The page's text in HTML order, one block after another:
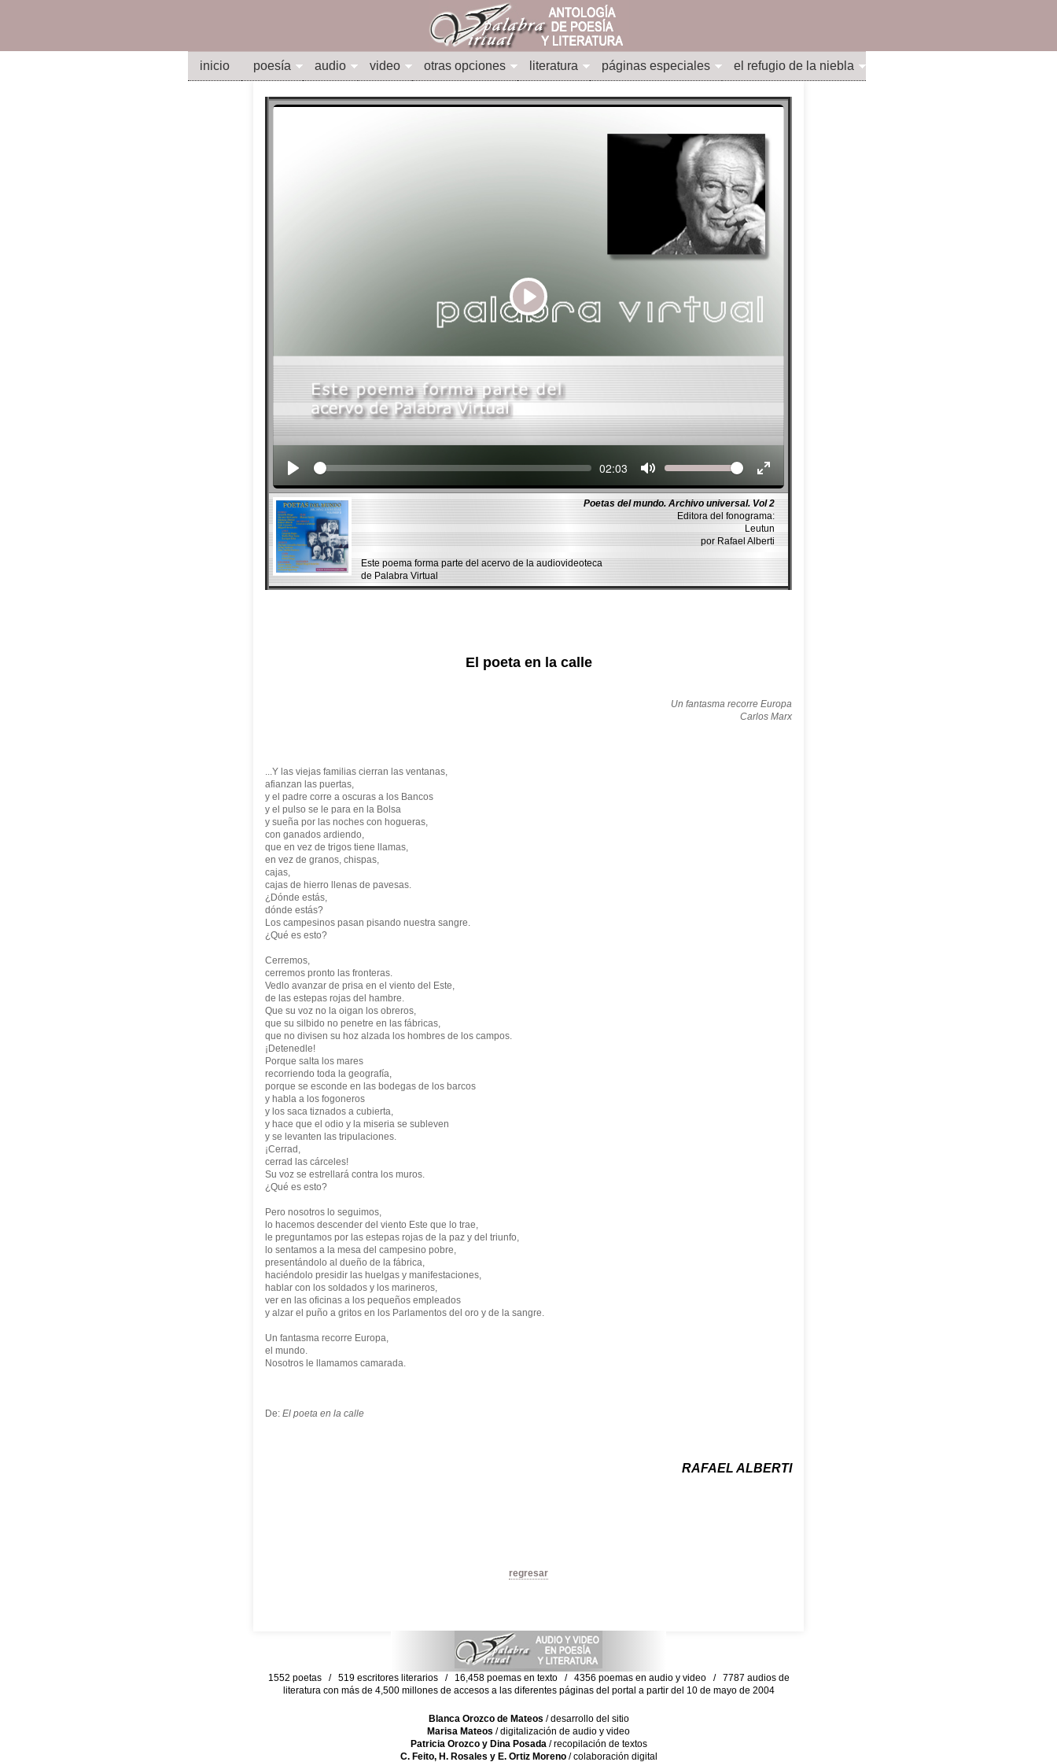
inicio poesía audio video otras opciones literatura páginas especiales el refugio de la niebla
Play
Seek Current
02:03 Volume
Poetas del mundo. Archivo universal. Vol 2
Editora del fonograma:
Leutun
por Rafael Alberti
Este poema forma parte del acervo de la audiovideoteca
de Palabra Virtual
El poeta en la calle
Un fantasma recorre Europa
Carlos Marx
...Y las viejas familias cierran las ventanas,
afianzan las puertas,
y el padre corre a oscuras a los Bancos
y el pulso se le para en la Bolsa
y sueña por las noches con hogueras,
con ganados ardiendo,
que en vez de trigos tiene llamas,
en vez de granos, chispas,
cajas,
cajas de hierro llenas de pavesas.
¿Dónde estás,
dónde estás?
Los campesinos pasan pisando nuestra sangre.
¿Qué es esto?
Cerremos,
cerremos pronto las fronteras.
Vedlo avanzar de prisa en el viento del Este,
de las estepas rojas del hambre.
Que su voz no la oigan los obreros,
que su silbido no penetre en las fábricas,
que no divisen su hoz alzada los hombres de los campos.
¡Detenedle!
Porque salta los mares
recorriendo toda la geografía,
porque se esconde en las bodegas de los barcos
y habla a los fogoneros
y los saca tiznados a cubierta,
y hace que el odio y la miseria se subleven
y se levanten las tripulaciones.
¡Cerrad,
cerrad las cárceles!
Su voz se estrellará contra los muros.
¿Qué es esto?
Pero nosotros lo seguimos,
lo hacemos descender del viento Este que lo trae,
le preguntamos por las estepas rojas de la paz y del triunfo,
lo sentamos a la mesa del campesino pobre,
presentándolo al dueño de la fábrica,
haciéndolo presidir las huelgas y manifestaciones,
hablar con los soldados y los marineros,
ver en las oficinas a los pequeños empleados
y alzar el puño a gritos en los Parlamentos del oro y de la sangre.
Un fantasma recorre Europa,
el mundo.
Nosotros le llamamos camarada.
De: El poeta en la calle
RAFAEL ALBERTI
regresar
1552 poetas / 519 escritores literarios / 16,458 poemas en texto / 4356 poemas en audio y video / 7787 audios de
literatura con más de 4,500 millones de accesos a las diferentes páginas del portal a partir del 10 de mayo de 2004
Blanca Orozco de Mateos / desarrollo del sitio
Marisa Mateos / digitalización de audio y video
Patricia Orozco y Dina Posada/ recopilación de textos
C. Feito, H. Rosales y E. Ortiz Moreno/ colaboración digital